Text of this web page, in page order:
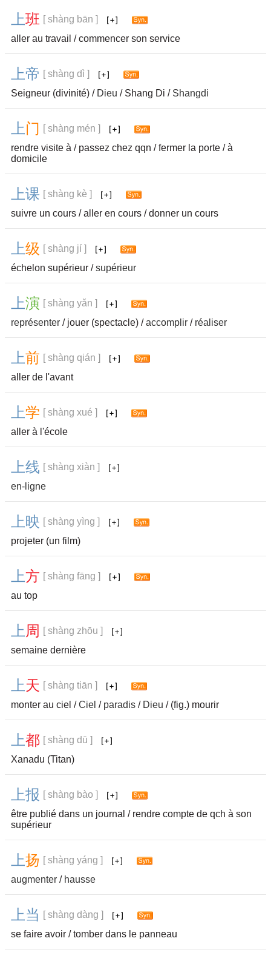
上班 [ shàng bān ]
aller au travail / commencer son service
上帝 [ shàng dì ]
Seigneur (divinité) / Dieu / Shang Di / Shangdi
上门
[ shàng mén ]
rendre visite à / passez chez qqn / fermer la porte / à
domicile
上课 [ shàng kè ]
suivre un cours / aller en cours / donner un cours
上级 [ shàng jí ]
échelon supérieur /supérieur
上演 [ shàng yǎn ]
représenter / jouer (spectacle) /accomplir / réaliser
上前 [ shàng qián ]
aller de l'avant
上学 [ shàng xué ]
aller à l'école
上线 [ shàng xiàn ]
en-ligne
上 映 [ shàng yìng ]
projeter (un film)
上方 [ shàng fāng ]
au top
上 周
[ shàng zhōu ]
semaine dernière
上天 [ shàng tiān ]
monter au ciel /Ciel / paradis / Dieu / (fig.) mourir
上都 [ shàng dū ]
Xanadu (Titan)
上报 [ shàng bào ]
être publié dans un journal / rendre compte de qch à son
supérieur
上扬 [ shàng yáng ]
augmenter / hausse
上当 [ shàng dàng ]
se faire avoir / tomber dans le panneau